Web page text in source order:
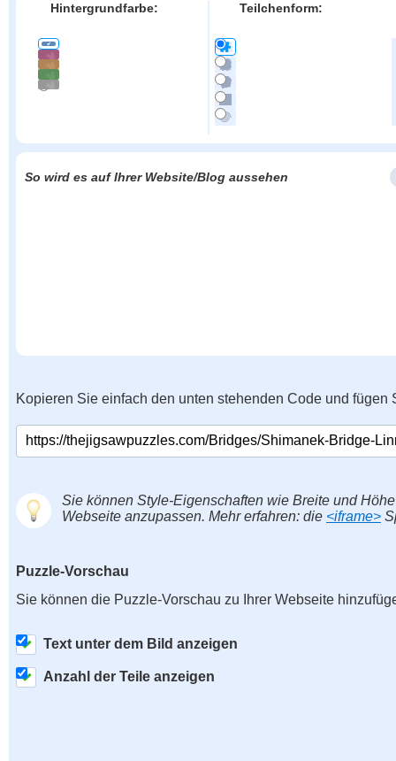
Hintergrundfarbe: Teilchenform:
So wird es auf Ihrer Website/Blog aussehen
Kopieren Sie einfach den unten stehenden Code und fügen
Sie können Style-Eigenschaften wie Breite und
Webseite anzupassen. Mehr erfahren: die <iframe>
Puzzle-Vorschau
Sie können die Puzzle-Vorschau zu Ihrer Webseite
Text unter dem Bild anzeigen
Anzahl der Teile anzeigen